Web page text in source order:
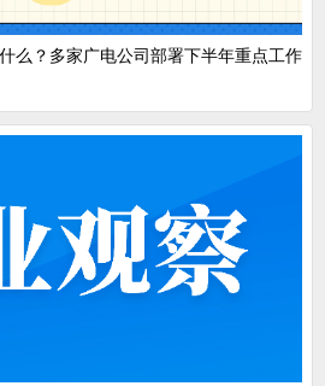
么？多家广电公司部署下半年重点工作